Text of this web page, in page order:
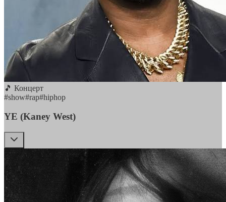
🎵 Концерт
#show#rap#hiphop
YE (Kaney West)